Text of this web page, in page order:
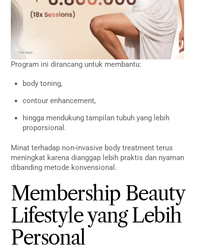
Program ini dirancang untuk membantu:
body toning,
contour enhancement,
hingga mendukung tampilan tubuh yang lebih
proporsional.
Minat terhadap non-invasive body treatment terus
meningkat karena dianggap lebih praktis dan nyaman
dibanding metode konvensional.
Membership Beauty
Lifestyle yang Lebih
Personal